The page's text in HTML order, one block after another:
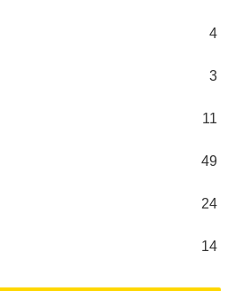
4
3
11
49
24
14